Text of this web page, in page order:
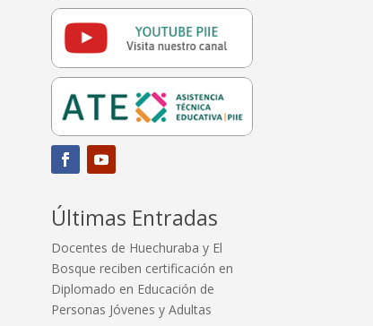
Últimas Entradas
Docentes de Huechuraba y El
Bosque reciben certificación en
Diplomado en Educación de
Personas Jóvenes y Adultas